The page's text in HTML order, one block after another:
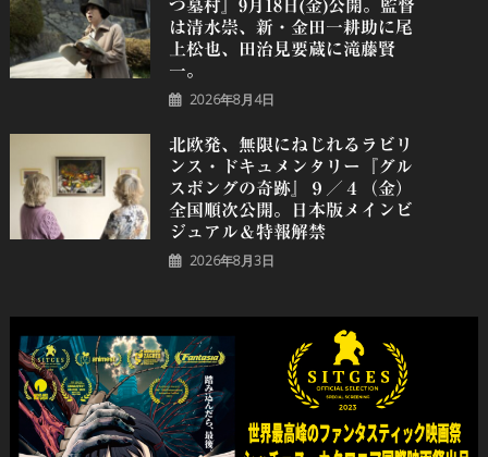
つ墓村』9月18日(金)公開。監督
は清水崇、新・金田一耕助に尾
上松也、田治見要蔵に滝藤賢
一。
2026年8月4日
北欧発、無限にねじれるラビリ
ンス・ドキュメンタリー『グル
スポングの奇跡』９／４（金）
全国順次公開。日本版メインビ
ジュアル＆特報解禁
2026年8月3日